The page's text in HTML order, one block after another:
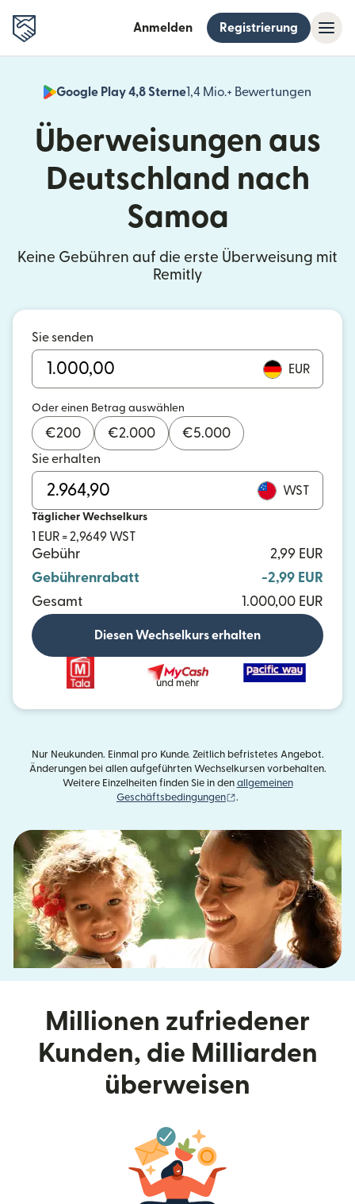
Anmelden Registrierung
Google Play 4,8 Sterne1,4 Mio.+ Bewertungen
Überweisungen aus
Deutschland nach
Samoa
Keine Gebühren auf die erste Überweisung mit
Remitly
Sie senden
EUR
Oder einen Betrag auswählen
€200 €2.000 €5.000
Sie erhalten
WST
Täglicher Wechselkurs
1 EUR = 2,9649 WST
Gebühr
2,99 EUR
Gebührenrabatt
-2,99 EUR
Gesamt
1.000,00 EUR
Diesen Wechselkurs erhalten
und mehr
Nur Neukunden. Einmal pro Kunde. Zeitlich befristetes Angebot.
Änderungen bei allen aufgeführten Wechselkursen vorbehalten.
Weitere Einzelheiten finden Sie in den allgemeinen
Geschäftsbedingungen
.
Millionen zufriedener
Kunden, die Milliarden
überweisen